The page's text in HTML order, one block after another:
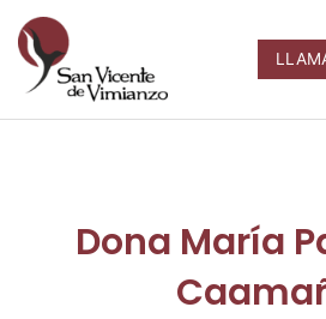
contenido
Dona María